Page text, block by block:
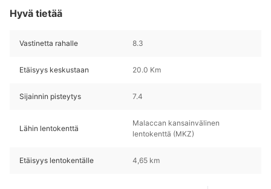
Hyvä tietää
Vastinetta rahalle 8.3
Etäisyys keskustaan 20.0 Km
Sijainnin pisteytys 7.4
Lähin lentokenttä
Malaccan kansainvälinen
lentokenttä (MKZ)
Etäisyys lentokentälle 4,65 km